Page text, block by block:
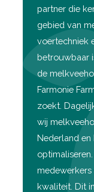
partner die
gebied van
voertechniek
betrouwbaar
de
Farmonie
zoekt.
wij
Nederland en
medewerkers
kwaliteit. Dit